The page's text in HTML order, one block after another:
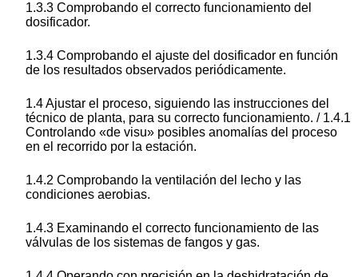
1.3.3 Comprobando el correcto funcionamiento del
dosificador.
1.3.4 Comprobando el ajuste del dosificador en función
de los resultados observados periódicamente.
1.4 Ajustar el proceso, siguiendo las instrucciones del
técnico de planta, para su correcto funcionamiento. / 1.4.1
Controlando «de visu» posibles anomalías del proceso
en el recorrido por la estación.
1.4.2 Comprobando la ventilación del lecho y las
condiciones aerobias.
1.4.3 Examinando el correcto funcionamiento de las
válvulas de los sistemas de fangos y gas.